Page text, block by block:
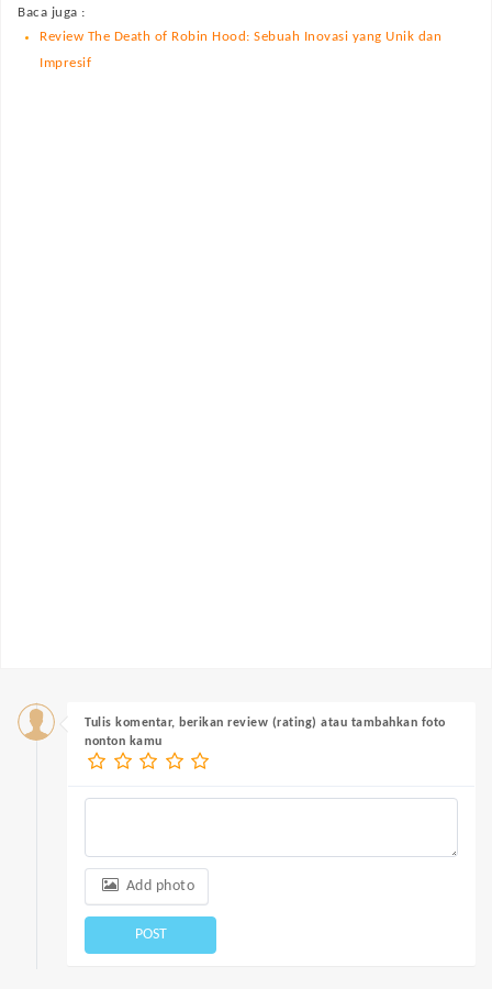
Baca juga :
Review The Death of Robin Hood: Sebuah Inovasi yang Unik dan
Impresif
Tulis komentar, berikan review (rating) atau tambahkan foto
nonton kamu
Add photo
POST